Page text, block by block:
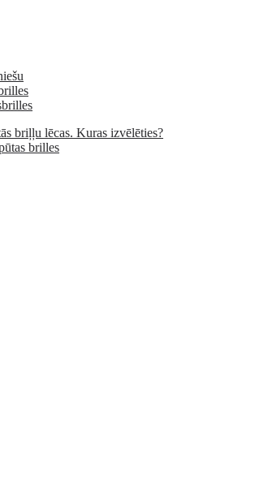
briļļu lēcas. Kuras izvēlēties?
brilles